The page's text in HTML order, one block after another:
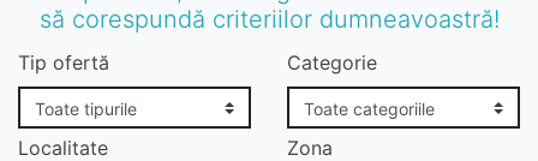
să corespundă criteriilor dumneavoastră!
Tip ofertă Categorie
Localitate Zona